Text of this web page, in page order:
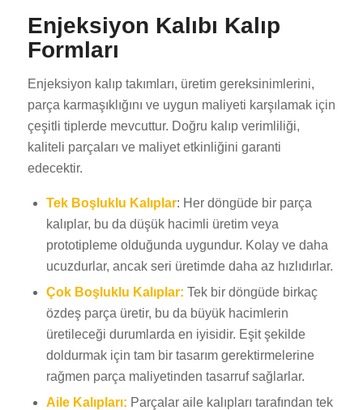
Enjeksiyon Kalıbı Kalıp
Formları
Enjeksiyon kalıp takımları, üretim gereksinimlerini,
parça karmaşıklığını ve uygun maliyeti karşılamak için
çeşitli tiplerde mevcuttur. Doğru kalıp verimliliği,
kaliteli parçaları ve maliyet etkinliğini garanti
edecektir.
Tek Boşluklu Kalıplar: Her döngüde bir parça
kalıplar, bu da düşük hacimli üretim veya
prototipleme olduğunda uygundur. Kolay ve daha
ucuzdurlar, ancak seri üretimde daha az hızlıdırlar.
Çok Boşluklu Kalıplar: Tek bir döngüde birkaç
özdeş parça üretir, bu da büyük hacimlerin
üretileceği durumlarda en iyisidir. Eşit şekilde
doldurmak için tam bir tasarım gerektirmelerine
rağmen parça maliyetinden tasarruf sağlarlar.
Aile Kalıpları: Parçalar aile kalıpları tarafından tek